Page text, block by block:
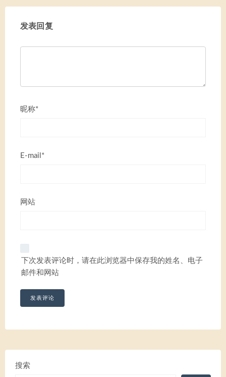
发表回复
昵称*
E-mail*
网站
下次发表评论时，请在此浏览器中保存我的姓名、电子
邮件和网站
搜索